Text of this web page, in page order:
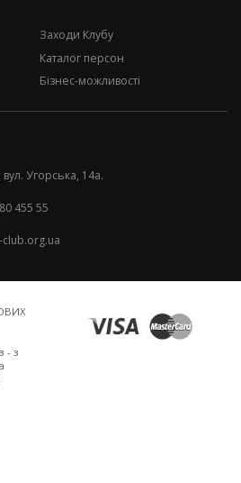
Заходи Клубу
Каталог персон
Бізнес-можливості
вул. Угорська, 14а.
455 55
- з